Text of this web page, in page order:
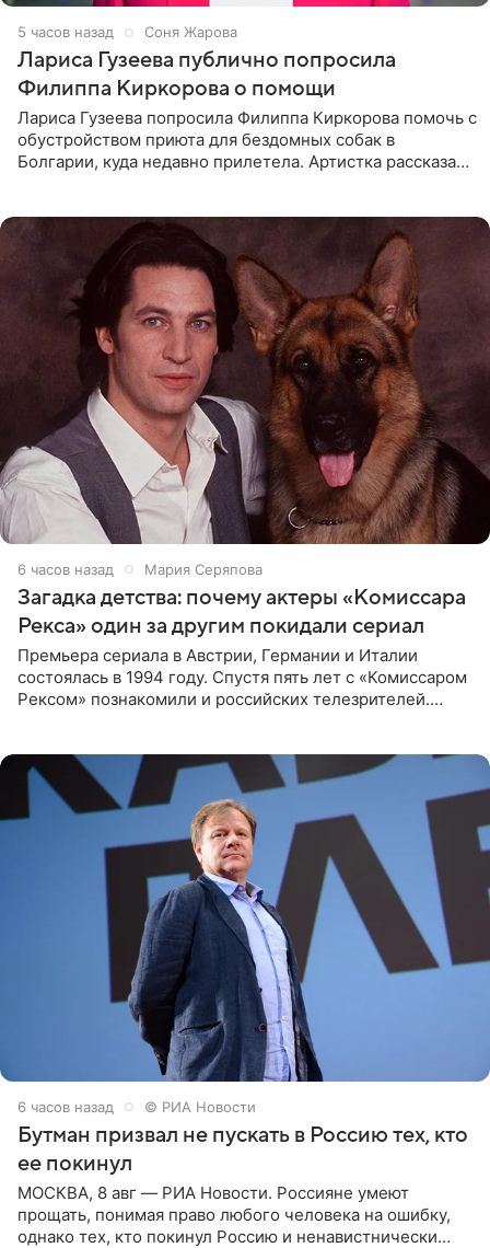
5 часов назад Соня Жарова
Лариса Гузеева публично попросила
Филиппа Киркорова о помощи
Лариса Гузеева попросила Филиппа Киркорова помочь с
обустройством приюта для бездомных собак в
Болгарии, куда недавно прилетела. Артистка рассказала
6 часов назад Мария Серяпова
Загадка детства: почему актеры «Комиссара
Рекса» один за другим покидали сериал
Премьера сериала в Австрии, Германии и Италии
состоялась в 1994 году. Спустя пять лет с «Комиссаром
Рексом» познакомили и российских телезрителей.
6 часов назад © РИА Новости
Бутман призвал не пускать в Россию тех, кто
ее покинул
МОСКВА, 8 авг — РИА Новости. Россияне умеют
прощать, понимая право любого человека на ошибку,
однако тех, кто покинул Россию и ненавистнически